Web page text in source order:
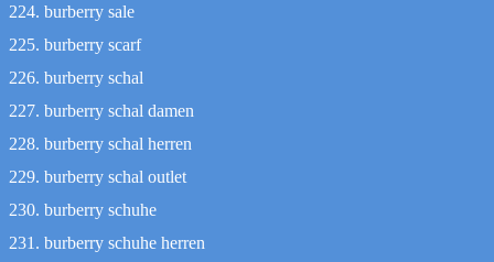
burberry sale
burberry scarf
burberry schal
burberry schal damen
burberry schal herren
burberry schal outlet
burberry schuhe
burberry schuhe herren